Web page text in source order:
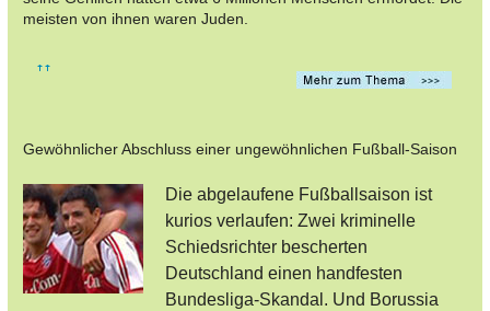
meisten von ihnen waren Juden.
Gewöhnlicher Abschluss einer ungewöhnlichen Fußball-Saison
Die abgelaufene Fußballsaison ist
kurios verlaufen: Zwei kriminelle
Schiedsrichter bescherten
Deutschland einen handfesten
Bundesliga-Skandal. Und Borussia